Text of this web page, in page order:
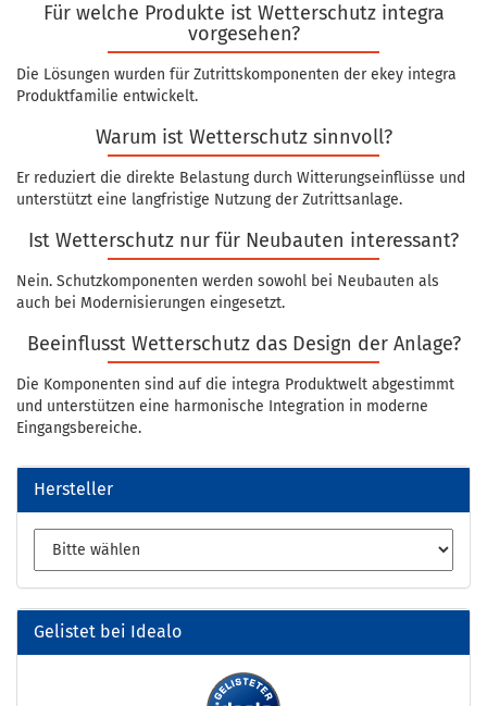
Für welche Produkte ist Wetterschutz integra
vorgesehen?
Die Lösungen wurden für Zutrittskomponenten der ekey integra
Produktfamilie entwickelt.
Warum ist Wetterschutz sinnvoll?
Er reduziert die direkte Belastung durch Witterungseinflüsse und
unterstützt eine langfristige Nutzung der Zutrittsanlage.
Ist Wetterschutz nur für Neubauten interessant?
Nein. Schutzkomponenten werden sowohl bei Neubauten als
auch bei Modernisierungen eingesetzt.
Beeinflusst Wetterschutz das Design der Anlage?
Die Komponenten sind auf die integra Produktwelt abgestimmt
und unterstützen eine harmonische Integration in moderne
Eingangsbereiche.
Hersteller
Gelistet bei Idealo